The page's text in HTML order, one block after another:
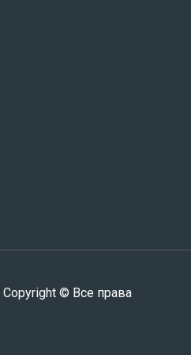
Copyright © Все права